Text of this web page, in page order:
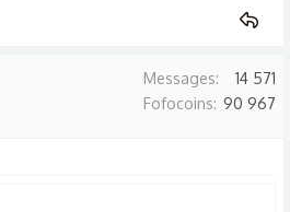
Messages
14 571
Fofocoins 90 967